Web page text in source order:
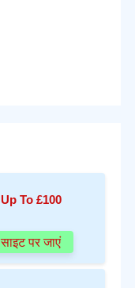
Up To £100
साइट पर जाएं